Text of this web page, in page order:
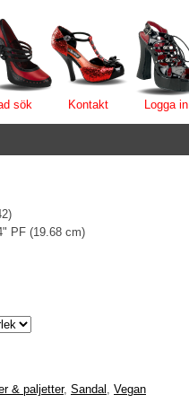
sök Kontakt Logga in
PF (19.68 cm)
& paljetter, Sandal , Vegan